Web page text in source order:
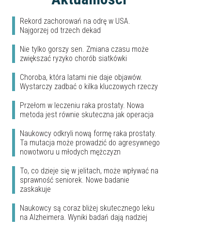
Rekord zachorowań na odrę w USA.
Najgorzej od trzech dekad
Nie tylko gorszy sen. Zmiana czasu może
zwiększać ryzyko chorób siatkówki
Choroba, która latami nie daje objawów.
Wystarczy zadbać o kilka kluczowych rzeczy
Przełom w leczeniu raka prostaty. Nowa
metoda jest równie skuteczna jak operacja
Naukowcy odkryli nową formę raka prostaty.
Ta mutacja może prowadzić do agresywnego
nowotworu u młodych mężczyzn
To, co dzieje się w jelitach, może wpływać na
sprawność seniorek. Nowe badanie
zaskakuje
Naukowcy są coraz bliżej skutecznego leku
na Alzheimera. Wyniki badań dają nadziej